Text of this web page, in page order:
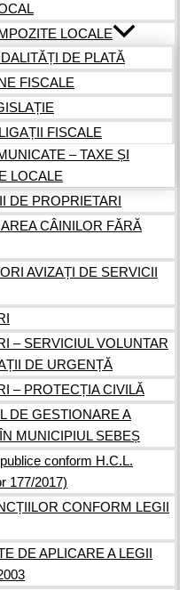
LOCALE
DE PLATĂ
FISCALE
FISCALE
– TAXE ȘI
LOCALE
DE PROPRIETARI
CÂINILOR FĂRĂ
AVIZAȚI DE SERVICII
– SERVICIUL VOLUNTAR
DE URGENȚĂ
– PROTECȚIA CIVILĂ
DE GESTIONARE A
MUNICIPIUL SEBEȘ
conform H.C.L.
177/2017)
CONFORM LEGII
DE APLICARE A LEGII